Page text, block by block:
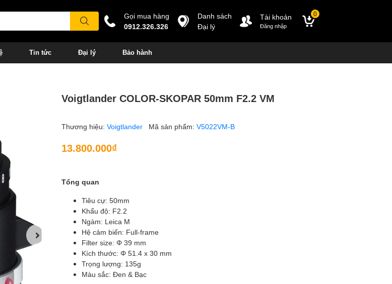
Gọi mua hàng
0912.326.326
Danh sách
Đại lý
Tài khoản
Đăng nhập
0
Tin tức Đại lý Bảo hành
Voigtlander COLOR-SKOPAR 50mm F2.2 VM
Thương hiệu: Voigtlander Mã sản phẩm: V5022VM-B
13.800.000₫
Tổng quan
Tiêu cự: 50mm
Khẩu độ: F2.2
Ngàm: Leica M
Hệ cảm biến: Full-frame
Filter size: Φ 39 mm
Kích thước: Φ 51.4 x 30 mm
Trọng lượng: 135g
Màu sắc: Đen & Bạc